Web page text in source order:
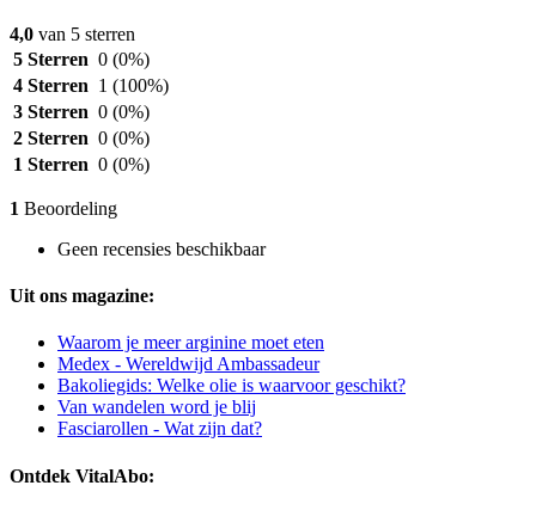
4,0 van 5 sterren
5 Sterren 0 (0%)
4 Sterren 1 (100%)
3 Sterren 0 (0%)
2 Sterren 0 (0%)
1 Sterren 0 (0%)
1 Beoordeling
Geen recensies beschikbaar
Uit ons magazine:
Waarom je meer arginine moet eten
Medex - Wereldwijd Ambassadeur
Bakoliegids: Welke olie is waarvoor geschikt?
Van wandelen word je blij
Fasciarollen - Wat zijn dat?
Ontdek VitalAbo: